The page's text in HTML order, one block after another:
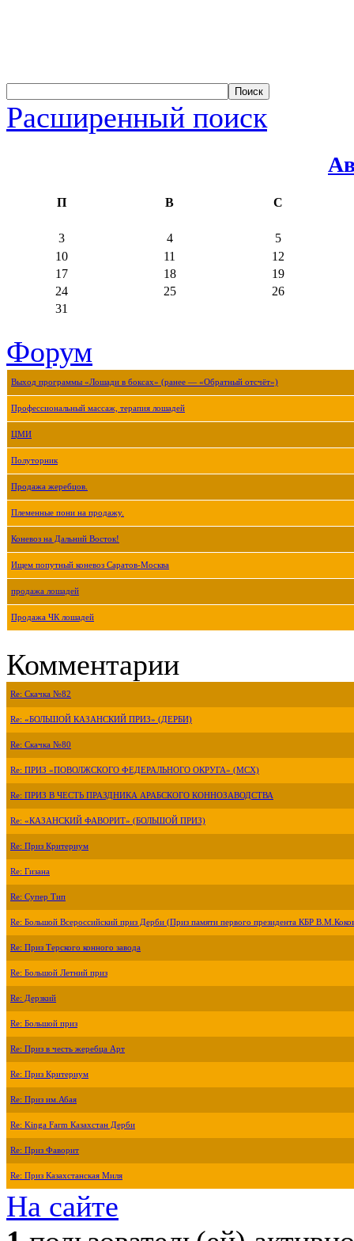
Расширенный поиск
П В С
3 4
5
10
11
12
17
18
19
24
25
26
31
Форум
Выход программы «Лошади в боксах» (ранее — «Обратный отсчёт»)
Профессиональный массаж, терапия лошадей
ЦМИ
Полуторник
Продажа жеребцов.
Племенные пони на продажу.
Коневоз на Дальний Восток!
Ищем попутный коневоз Саратов-Москва
продажа лошадей
Продажа ЧК лошадей
Комментарии
Re: Скачка №82
Re: «БОЛЬШОЙ КАЗАНСКИЙ ПРИЗ» (ДЕРБИ)
Re: Скачка №80
Re: ПРИЗ «ПОВОЛЖСКОГО ФЕДЕРАЛЬНОГО ОКРУГА» (МСХ)
Re: ПРИЗ В ЧЕСТЬ ПРАЗДНИКА АРАБСКОГО КОННОЗАВОДСТВА
Re: «КАЗАНСКИЙ ФАВОРИТ» (БОЛЬШОЙ ПРИЗ)
Re: Приз Критериум
Re: Гизана
Re: Супер Тип
Re: Большой Всероссийский приз Дерби (Приз памяти первого президента КБР
Re: Приз Терского конного завода
Re: Большой Летний приз
Re: Дерзкий
Re: Большой приз
Re: Приз в честь жеребца Арт
Re: Приз Критериум
Re: Приз им.Абая
Re: Kinga Farm Казахстан Дерби
Re: Приз Фаворит
Re: Приз Казахстанская Миля
На сайте